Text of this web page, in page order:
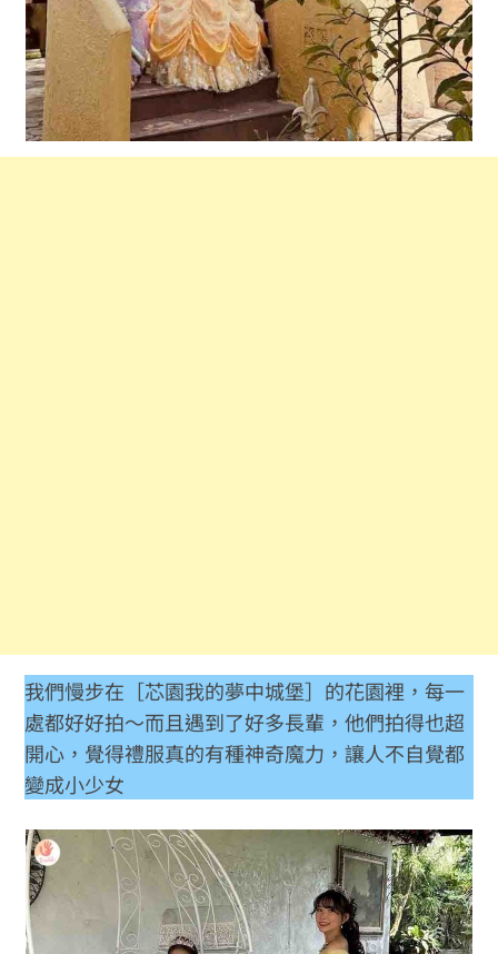
我們慢步在［芯園我的夢中城堡］的花園裡，每一
處都好好拍～而且遇到了好多長輩，他們拍得也超
開心，覺得禮服真的有種神奇魔力，讓人不自覺都
變成小少女